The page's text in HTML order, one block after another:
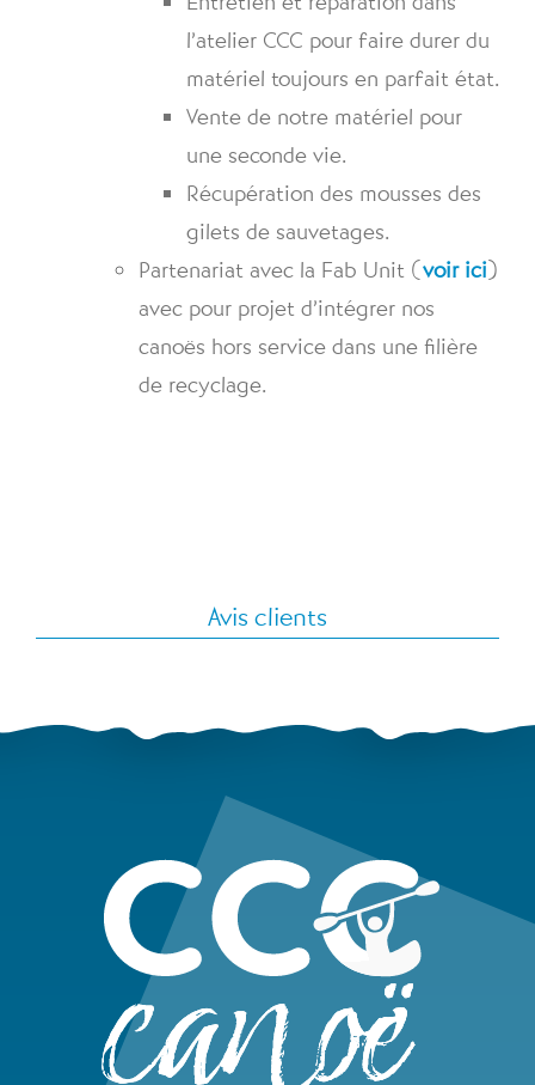
l’atelier CCC pour faire durer du
matériel toujours en parfait état.
Vente de notre matériel pour
une seconde vie.
Récupération des mousses des
gilets de sauvetages.
Partenariat avec la Fab Unit (voir ici)
avec pour projet d’intégrer nos
canoës hors service dans une filière
de recyclage.
Avis clients